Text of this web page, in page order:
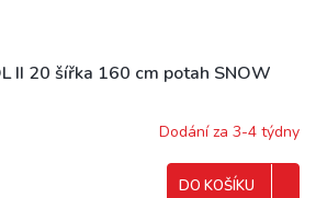
II 20 šířka 160 cm potah SNOW
Dodání za 3-4 týdny
DO KOŠÍKU